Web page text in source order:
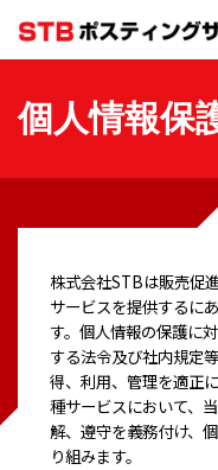
個人情報保
株式会社STBは販売促
サービスを提供するに
す。個人情報の保護に
する法令及び社内規定
得、利用、管理を適正
種サービスにおいて、
解、遵守を義務付け、
り組みます。